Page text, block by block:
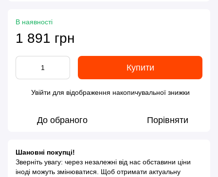
В наявності
1 891 грн
Купити
Увійти для відображення накопичувальної знижки
До обраного Порівняти
Шановні покупці!
Зверніть увагу: через незалежні від нас обставини ціни
іноді можуть змінюватися. Щоб отримати актуальну